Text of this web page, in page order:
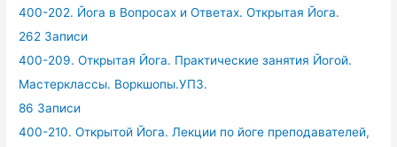
400-202. Йога в Вопросах и Ответах. Открытая Йога.
262 Записи
400-209. Открытая Йога. Практические занятия Йогой.
Мастерклассы. Воркшопы.УПЗ.
86 Записи
400-210. Открытой Йога. Лекции по йоге преподавателей,